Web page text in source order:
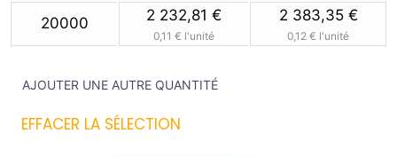
20000 2 232,81 €
0,11 € l'unité
2 383,35 €
0,12 € l'unité
AJOUTER UNE AUTRE QUANTITÉ
EFFACER LA SÉLECTION